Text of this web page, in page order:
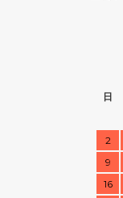
日
2
9
16